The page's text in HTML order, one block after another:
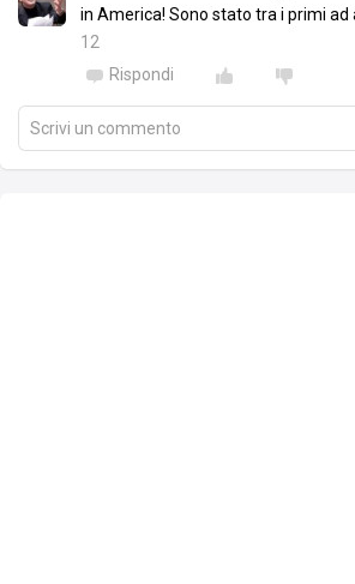
in America! Sono stato tra i primi ad
12
Rispondi
Scrivi un commento